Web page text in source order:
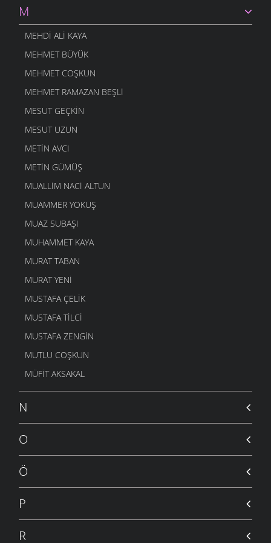
M
MEHDI ALI KAYA
MEHMET BÜYÜK
MEHMET COŞKUN
MEHMET RAMAZAN BEŞLI
MESUT GEÇKIN
MESUT UZUN
METIN AVCI
METIN GÜMÜŞ
MUALLIM NACI ALTUN
MUAMMER YOKUŞ
MUAZ SUBAŞI
MUHAMMET KAYA
MURAT TABAN
MURAT YENI
MUSTAFA ÇELIK
MUSTAFA TILCI
MUSTAFA ZENGIN
MUTLU COŞKUN
MÜFIT AKSAKAL
N
O
Ö
P
R